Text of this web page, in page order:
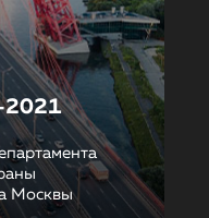
2021
Москвы